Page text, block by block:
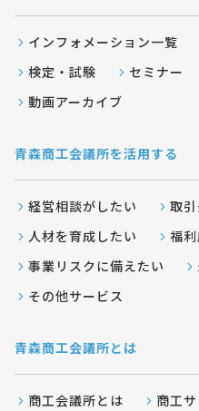
インフォメーション一覧
検定・試験
セミナー
動画アーカイブ
青森商工会議所を活用する
経営相談がしたい
取
人材を育成したい
福
事業リスクに備えたい
その他サービス
青森商工会議所とは
商工会議所とは 商工